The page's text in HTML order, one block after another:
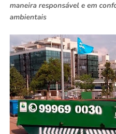
maneira responsável e em
ambientais